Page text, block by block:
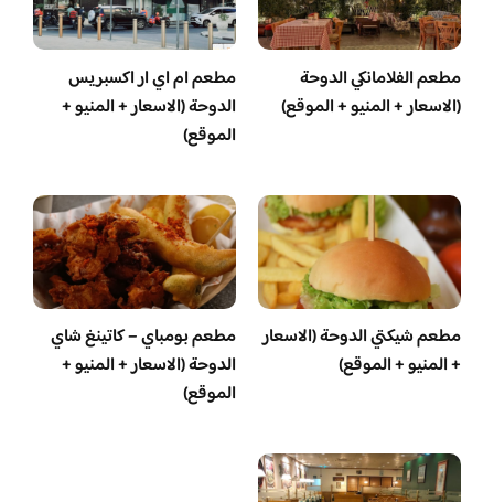
مطعم الفلامانكي الدوحة
(الاسعار + المنيو + الموقع)
مطعم ام اي ار اكسبريس
الدوحة (الاسعار + المنيو +
الموقع)
مطعم شيكتي الدوحة (الاسعار
+ المنيو + الموقع)
مطعم بومباي – كاتينغ شاي
الدوحة (الاسعار + المنيو +
الموقع)